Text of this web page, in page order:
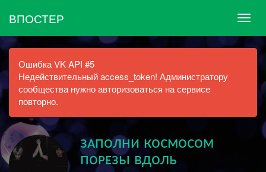
ВПОСТЕР
Ошибка VK API #5
Недействительный access_token! Администратору
сообщества нужно авторизоваться на сервисе
повторно.
зᴀполни космосом
поᴘᴇзы вдоль